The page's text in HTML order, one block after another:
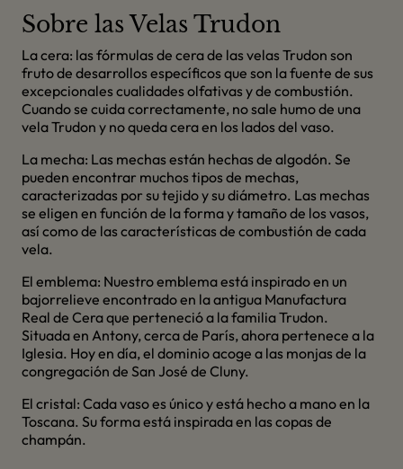
Sobre las Velas Trudon
La cera: las fórmulas de cera de las velas Trudon son
fruto de desarrollos específicos que son la fuente de sus
excepcionales cualidades olfativas y de combustión.
Cuando se cuida correctamente, no sale humo de una
vela Trudon y no queda cera en los lados del vaso.
La mecha: Las mechas están hechas de algodón. Se
pueden encontrar muchos tipos de mechas,
caracterizadas por su tejido y su diámetro. Las mechas
se eligen en función de la forma y tamaño de los vasos,
así como de las características de combustión de cada
vela.
El emblema: Nuestro emblema está inspirado en un
bajorrelieve encontrado en la antigua Manufactura
Real de Cera que perteneció a la familia Trudon.
Situada en Antony, cerca de París, ahora pertenece a la
Iglesia. Hoy en día, el dominio acoge a las monjas de la
congregación de San José de Cluny.
El cristal: Cada vaso es único y está hecho a mano en la
Toscana. Su forma está inspirada en las copas de
champán.